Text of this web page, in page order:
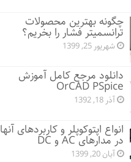
چگونه بهترین محصولات
ترانسمیتر فشار را بخریم؟
شهریور 25, 1399
دانلود مرجع کامل آموزش
OrCAD PSpice
آذر 18, 1392
انواع اپتوکوپلر و کاربردهای آنها
در مدارهای AC و DC
آبان 20, 1399